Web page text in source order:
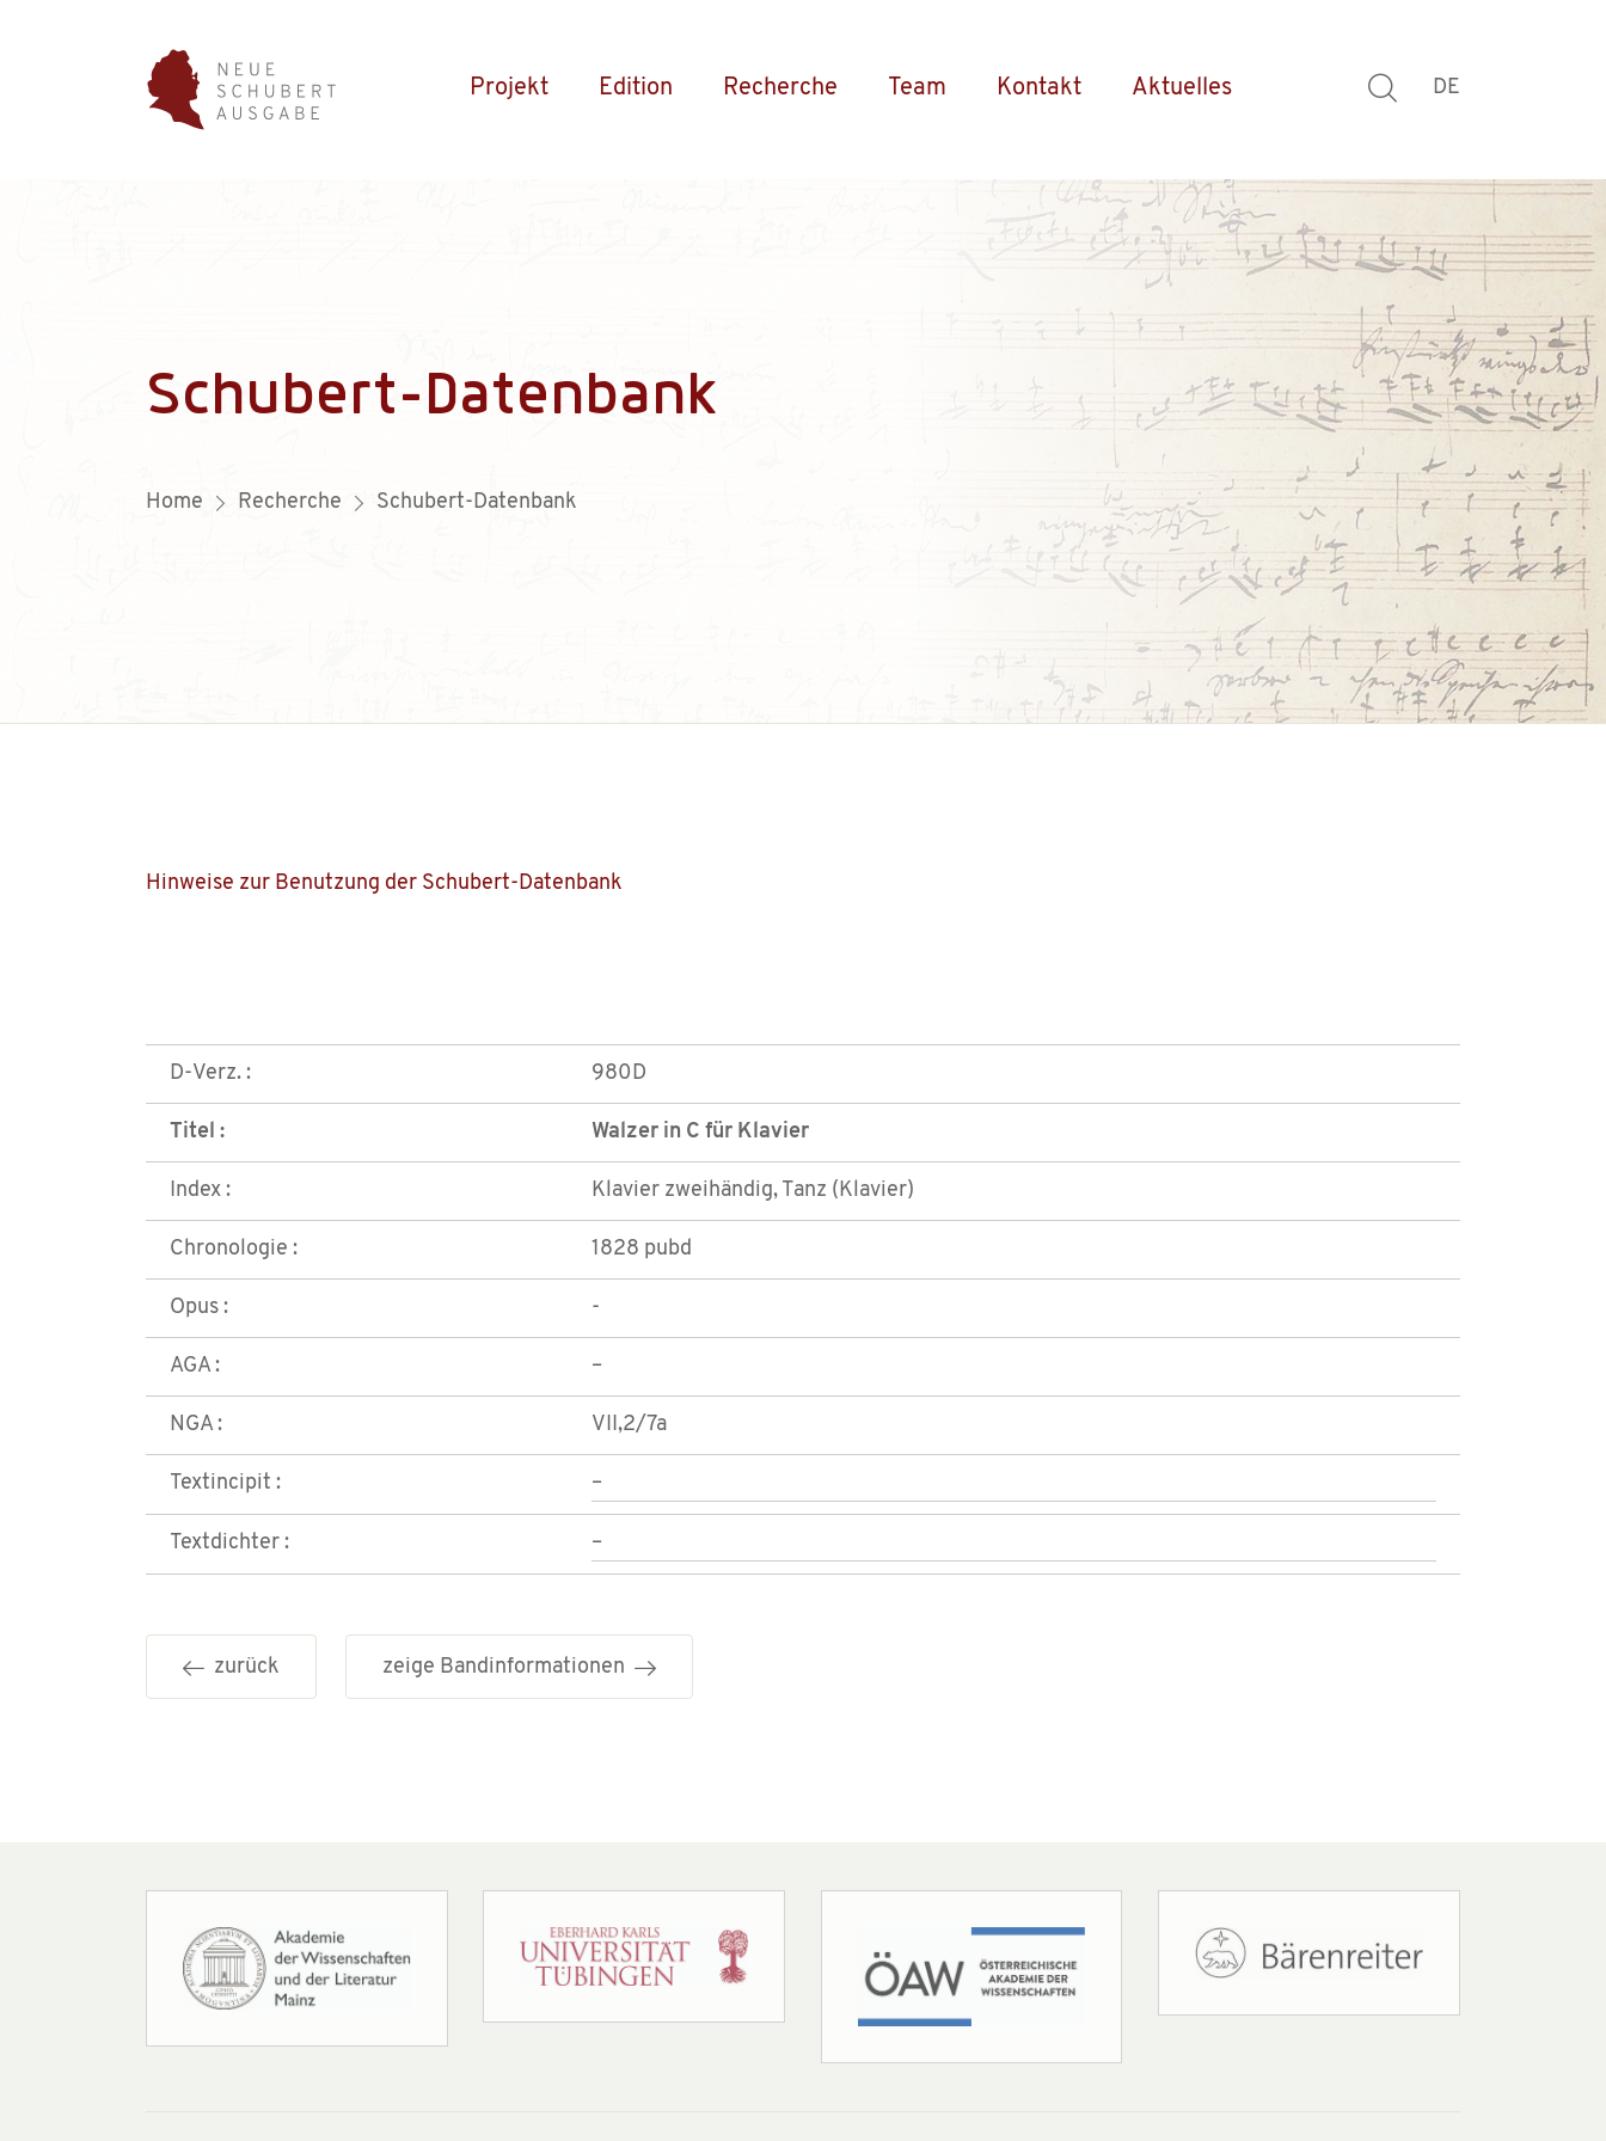
Projekt Edition Recherche Team Kontakt Aktuelles DE
Schubert-Datenbank
Home Recherche Schubert-Datenbank
Hinweise zur Benutzung der Schubert-Datenbank
D-Verz. : 980D
Titel : Walzer in C für Klavier
Index : Klavier zweihändig, Tanz (Klavier)
Chronologie : 1828 pubd
Opus : -
AGA : –
NGA : VII,2/7a
Textincipit : –
Textdichter : –
zurück zeige Bandinformationen